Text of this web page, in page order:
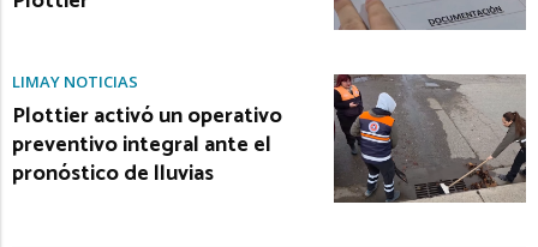
LIMAY NOTICIAS
Plottier activó un operativo
preventivo integral ante el
pronóstico de lluvias